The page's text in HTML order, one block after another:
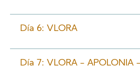
Día 6: VLORA
Día 7: VLORA - APOLONIA